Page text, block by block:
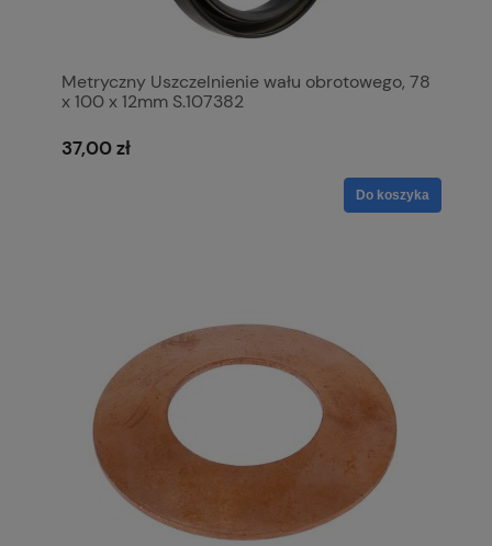
Metryczny Uszczelnienie wału obrotowego, 78
x 100 x 12mm S.107382
37,00 zł
Do koszyka